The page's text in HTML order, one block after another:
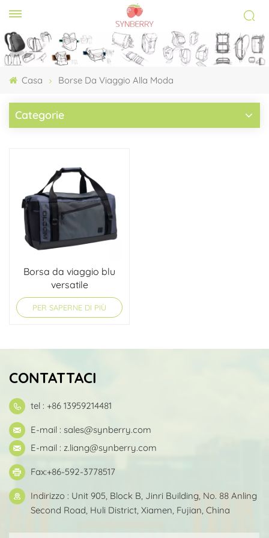
Casa Borse Da Viaggio Alla Moda
Categorie
Borsa da viaggio blu
versatile
PER SAPERNE DI PIÙ
CONTATTACI
tel : +86 13959214481
E-mail : sales@synberry.com
E-mail : z.liang@synberry.com
Fax:+86-592-3778517
Indirizzo : Unit 905, Block B, Jinri Building, No. 88 Anling
Second Road, Huli District, Xiamen, Fujian, China